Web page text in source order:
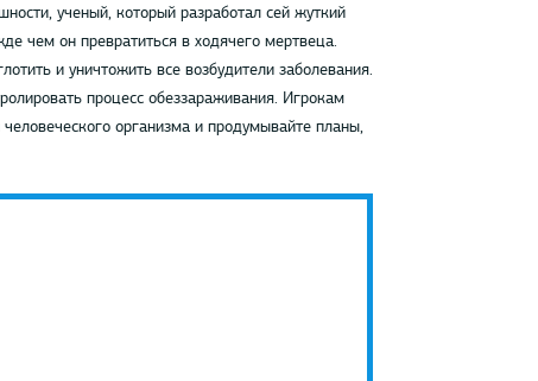
ученый, который разработал сей жуткий
чем он превратиться в ходячего мертвеца.
и уничтожить все возбудители заболевания.
процесс обеззараживания. Игрокам
организма и продумывайте планы,